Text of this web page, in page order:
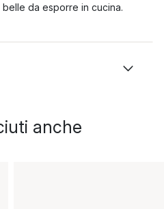
da esporre in cucina.
anche